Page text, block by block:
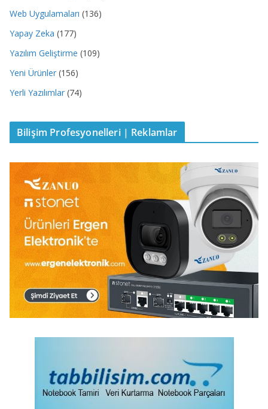
Web Uygulamaları (136)
Yapay Zeka (177)
Yazılım Geliştirme (109)
Yeni Ürünler (156)
Yerli Yazılımlar (74)
Bilişim Profesyonelleri | Reklamlar